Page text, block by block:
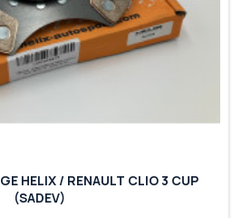
HELIX / RENAULT CLIO 3 CUP
(SADEV)